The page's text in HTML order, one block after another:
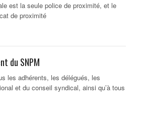
la seule police de proximité, et le
de proximité
du SNPM
les adhérents, les délégués, les
et du conseil syndical, ainsi qu’à tous